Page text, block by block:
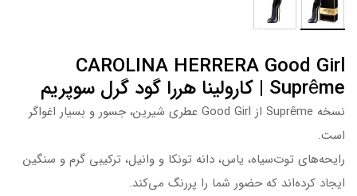
CAROLINA HERRERA Good Girl
Suprême | کارولینا هررا گود گرل سوپریم
نسخه Suprême از Good Girl عطری شیرین، جسور و بسیار اغواگر
است.
رایحه‌های توت‌سیاه، یاس، دانه تونکا و وانیل، ترکیبی گرم و سنگین
ایجاد کرده‌اند که حضور شما را پررنگ می‌کند.